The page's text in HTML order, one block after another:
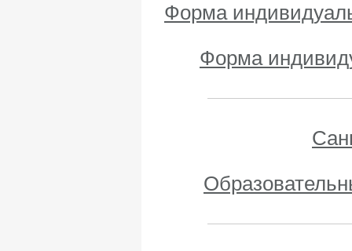
Форма
Форма